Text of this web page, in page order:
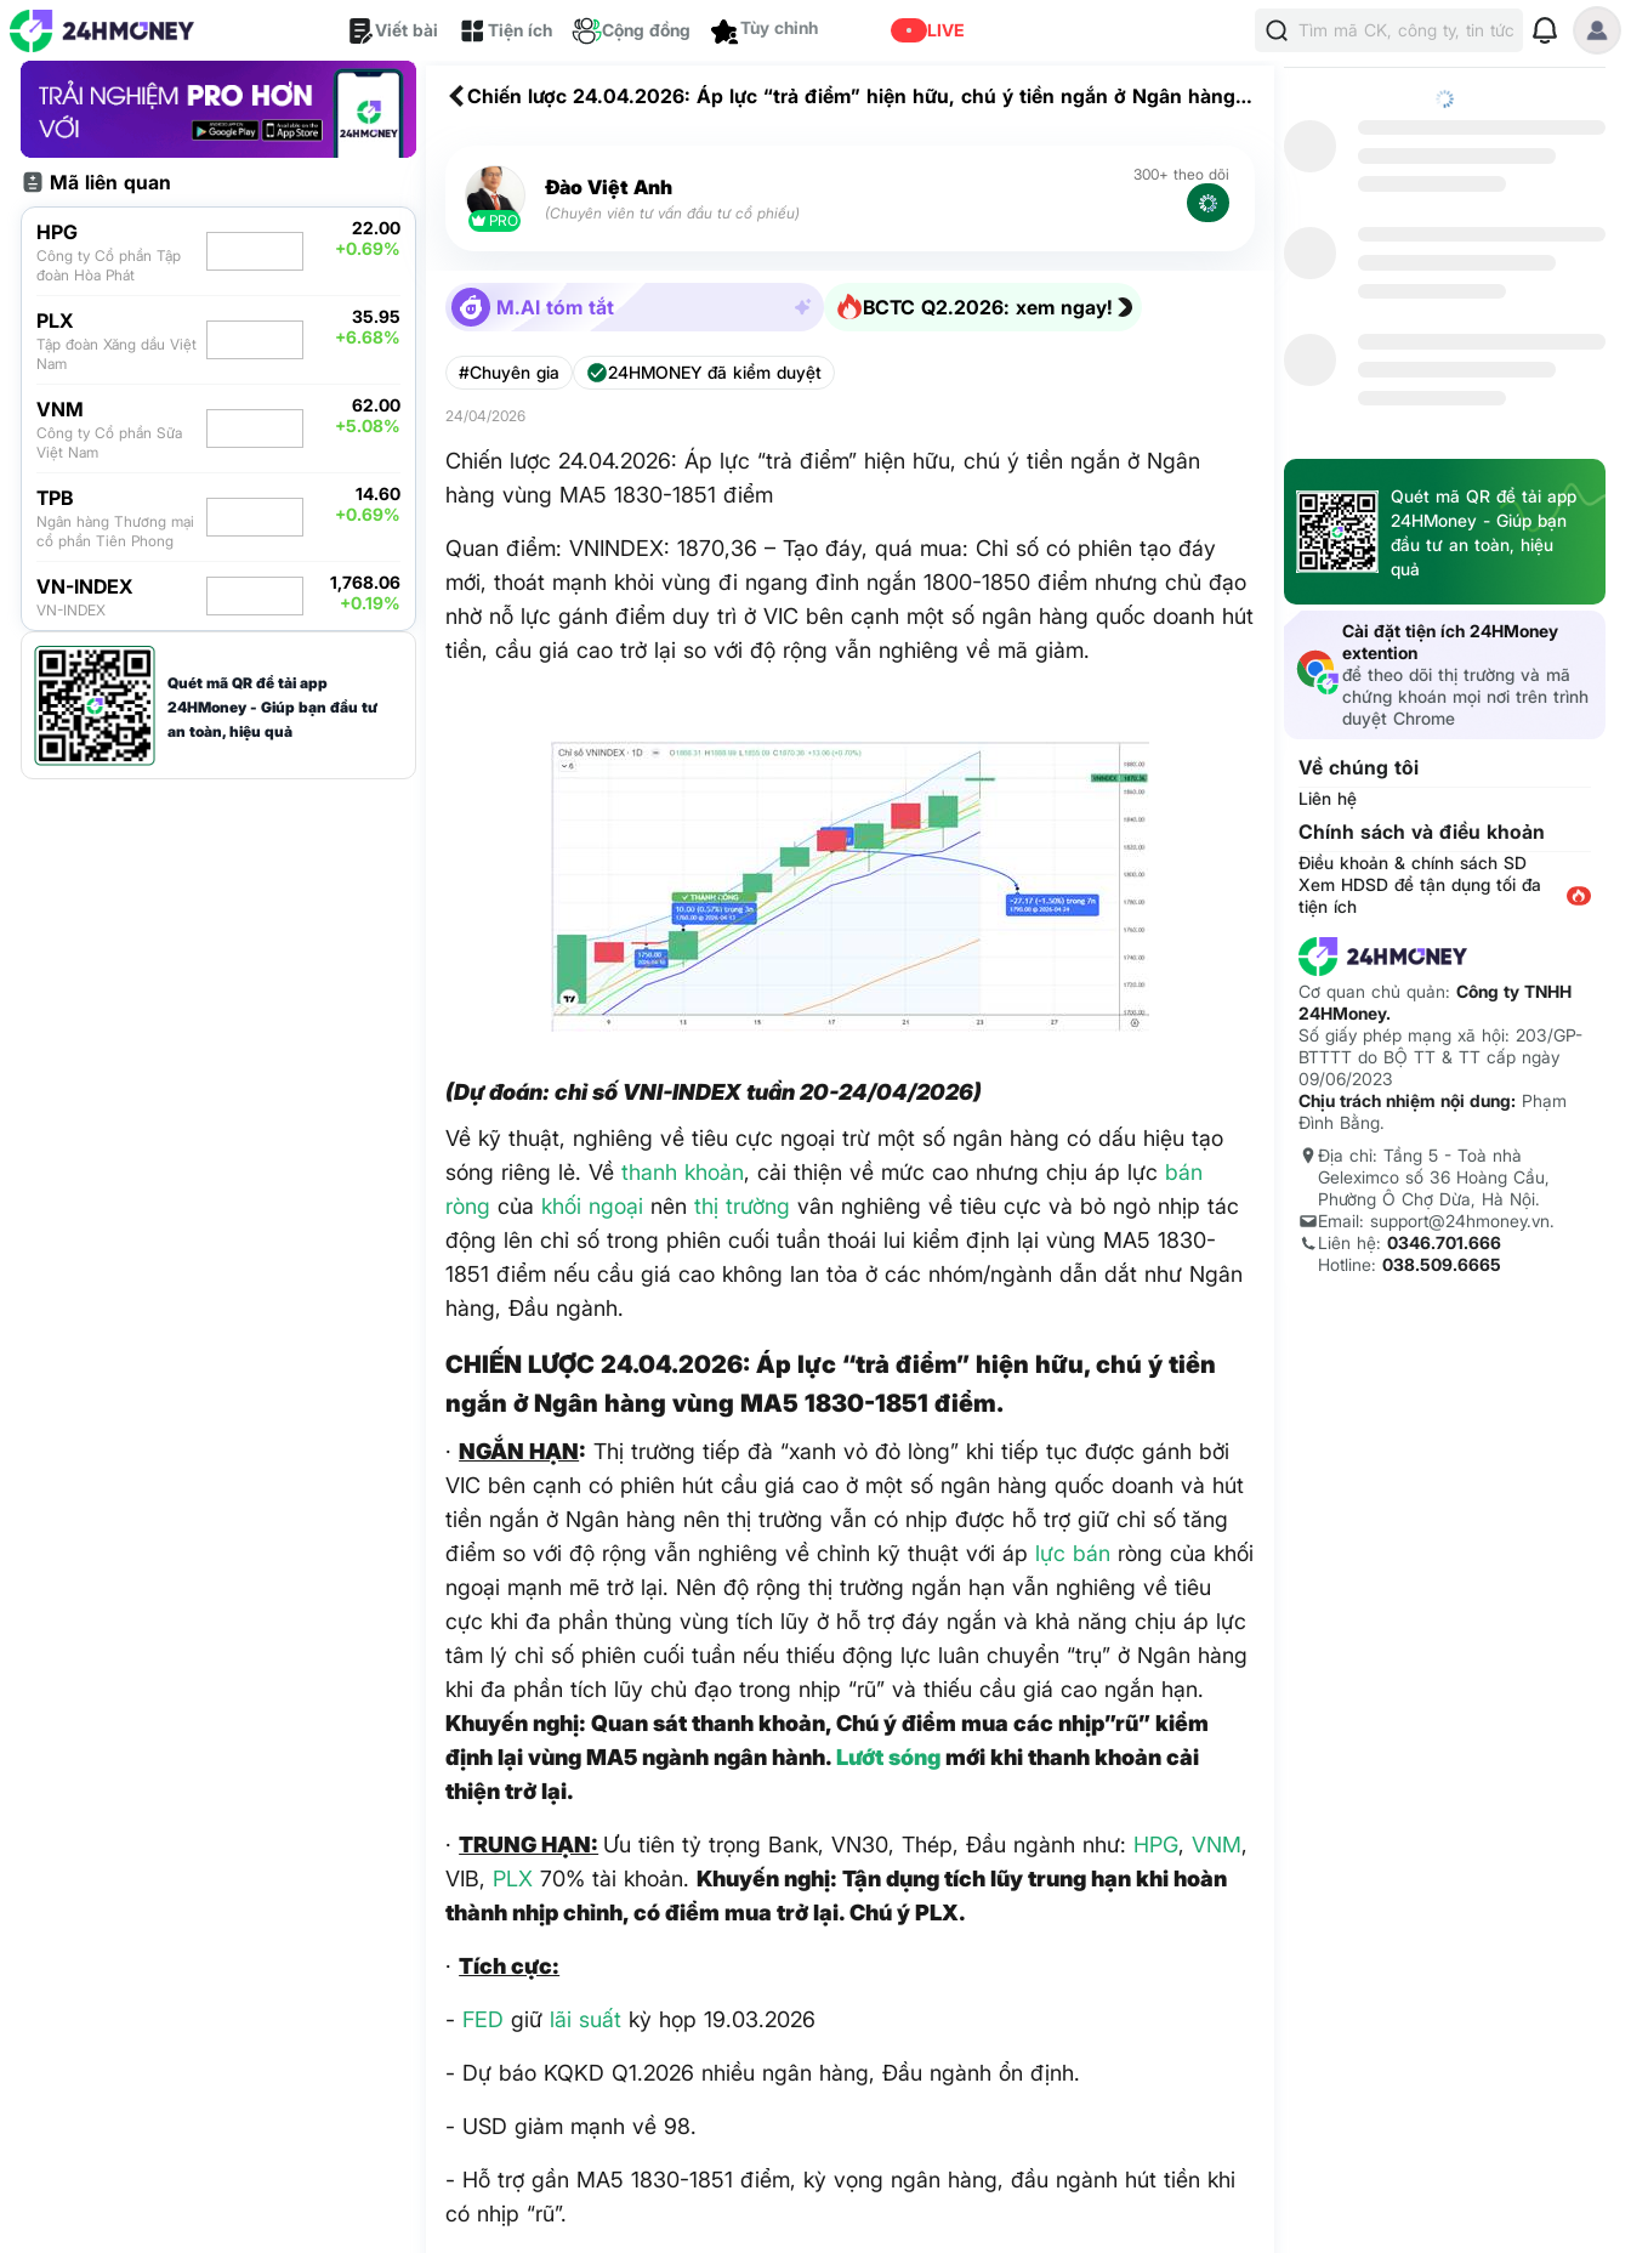
Viết bài Tiện ích Cộng đồng Tùy chỉnh LIVE Tìm mã CK, công ty, tin tức
Mã liên quan
HPG
Công ty Cổ phần Tập
đoàn Hòa Phát
22.00
+0.69%
PLX
Tập đoàn Xăng dầu Việt
Nam
35.95
+6.68%
VNM
Công ty Cổ phần Sữa
Việt Nam
62.00
+5.08%
TPB
Ngân hàng Thương mại
cổ phần Tiên Phong
14.60
+0.69%
VN-INDEX
VN-INDEX
1,768.06
+0.19%
Quét mã QR để tải app
24HMoney - Giúp bạn đầu tư
an toàn, hiệu quả
Chiến lược 24.04.2026: Áp lực “trả điểm” hiện hữu, chú ý tiền ngắn ở Ngân hàng
PRO
Đào Việt Anh
(Chuyên viên tư vấn đầu tư cổ phiếu)
300+ theo dõi
M.AI tóm tắt BCTC Q2.2026: xem ngay!
#Chuyên gia 24HMONEY đã kiểm duyệt
24/04/2026
Chiến lược 24.04.2026: Áp lực “trả điểm” hiện hữu, chú ý tiền ngắn ở Ngân
hàng vùng MA5 1830-1851 điểm
Quan điểm: VNINDEX: 1870,36 – Tạo đáy, quá mua: Chỉ số có phiên tạo đáy
mới, thoát mạnh khỏi vùng đi ngang đỉnh ngắn 1800-1850 điểm nhưng chủ đạo
nhờ nỗ lực gánh điểm duy trì ở VIC bên cạnh một số ngân hàng quốc doanh hút
tiền, cầu giá cao trở lại so với độ rộng vẫn nghiêng về mã giảm.
(Dự đoán: chỉ số VNI-INDEX tuần 20-24/04/2026)
Về kỹ thuật, nghiêng về tiêu cực ngoại trừ một số ngân hàng có dấu hiệu tạo
sóng riêng lẻ. Vềthanh khoản, cải thiện về mức cao nhưng chịu áp lực bán
ròng của khối ngoại nênthị trường vân nghiêng về tiêu cực và bỏ ngỏ nhịp tác
động lên chỉ số trong phiên cuối tuần thoái lui kiểm định lại vùng MA5 1830-
1851 điểm nếu cầu giá cao không lan tỏa ở các nhóm/ngành dẫn dắt như Ngân
hàng, Đầu ngành.
CHIẾN LƯỢC 24.04.2026: Áp lực “trả điểm” hiện hữu, chú ý tiền
ngắn ở Ngân hàng vùng MA5 1830-1851 điểm.
·NGẮN HẠN: Thị trường tiếp đà “xanh vỏ đỏ lòng” khi tiếp tục được gánh bởi
VIC bên cạnh có phiên hút cầu giá cao ở một số ngân hàng quốc doanh và hút
tiền ngắn ở Ngân hàng nên thị trường vẫn có nhịp được hỗ trợ giữ chỉ số tăng
điểm so với độ rộng vẫn nghiêng về chỉnh kỹ thuật với áp lực bán ròng của khối
ngoại mạnh mẽ trở lại. Nên độ rộng thị trường ngắn hạn vẫn nghiêng về tiêu
cực khi đa phần thủng vùng tích lũy ở hỗ trợ đáy ngắn và khả năng chịu áp lực
tâm lý chỉ số phiên cuối tuần nếu thiếu động lực luân chuyển “trụ” ở Ngân hàng
khi đa phần tích lũy chủ đạo trong nhịp “rũ” và thiếu cầu giá cao ngắn hạn.
Khuyến nghị: Quan sát thanh khoản, Chú ý điểm mua các nhịp”rũ” kiểm
định lại vùng MA5 ngành ngân hành.Lướt sóngmới khi thanh khoản cải
thiện trở lại.
·TRUNG HẠN: Ưu tiên tỷ trọng Bank, VN30, Thép, Đầu ngành như: HPG,VNM,
VIB, PLX 70% tài khoản.Khuyến nghị: Tận dụng tích lũy trung hạn khi hoàn
thành nhịp chỉnh, có điểm mua trở lại. Chú ý PLX.
·Tích cực:
- FED giữ lãi suất kỳ họp 19.03.2026
- Dự báo KQKD Q1.2026 nhiều ngân hàng, Đầu ngành ổn định.
- USD giảm mạnh về 98.
- Hỗ trợ gần MA5 1830-1851 điểm, kỳ vọng ngân hàng, đầu ngành hút tiền khi
có nhịp “rũ”.
Quét mã QR để tải app
24HMoney - Giúp bạn
đầu tư an toàn, hiệu
quả
Cài đặt tiện ích 24HMoney
extention
để theo dõi thị trường và mã
chứng khoán mọi nơi trên trình
duyệt Chrome
Về chúng tôi
Liên hệ
Chính sách và điều khoản
Điều khoản & chính sách SD
Xem HDSD để tận dụng tối đa
tiện ích
Cơ quan chủ quản:Công ty TNHH
24HMoney.
Số giấy phép mạng xã hội: 203/GP-
BTTTT do BỘ TT & TT cấp ngày
09/06/2023
Chịu trách nhiệm nội dung: Phạm
Đình Bằng.
Địa chỉ: Tầng 5 - Toà nhà
Geleximco số 36 Hoàng Cầu,
Phường Ô Chợ Dừa, Hà Nội.
Email: support@24hmoney.vn.
Liên hệ:0346.701.666
Hotline:038.509.6665